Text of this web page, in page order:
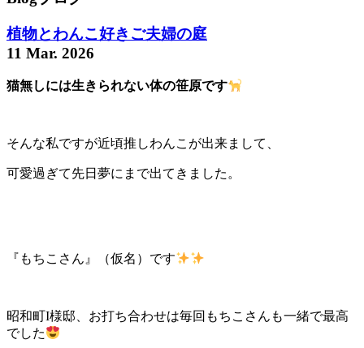
植物とわんこ好きご夫婦の庭
11 Mar. 2026
猫無しには生きられない体の笹原です
そんな私ですが近頃推しわんこが出来まして、
可愛過ぎて先日夢にまで出てきました。
『もちこさん』（仮名）です
昭和町I様邸、お打ち合わせは毎回もちこさんも一緒で最高
でした